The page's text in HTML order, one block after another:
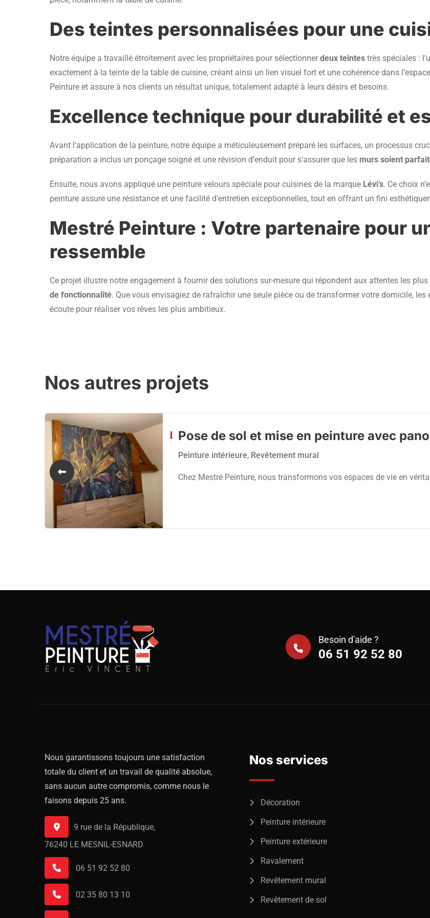
Des teintes personnalisées pour une
Notre équipe a travaillé étroitement avec les propriétaires pour sélectionnerdeux teintes très spéciales :
exactement à la teinte de la table de cuisine, créant ainsi un lien visuel fort et une cohérence dans
Peinture et assure à nos clients un résultat unique, totalement adapté à leurs désirs et besoins.
Excellence technique pour durabilité et
Avant l’application de la peinture, notre équipe a méticuleusement préparé les surfaces, un processus
préparation a inclus un ponçage soigné et une révision d’enduit pour s’assurer que les murs soient
Ensuite, nous avons appliqué une peinture velours spéciale pour cuisines de la marque Lévi’s. Ce choix
peinture assure une résistance et une facilité d’entretien exceptionnelles, tout en offrant un fini
Mestré Peinture : Votre partenaire pour
ressemble
Ce projet illustre notre engagement à fournir des solutions sur-mesure qui répondent aux attentes les
de fonctionnalité. Que vous envisagiez de rafraîchir une seule pièce ou de transformer votre domicile, les
écoute pour réaliser vos rêves les plus ambitieux.
Nos autres projets
Pose de sol et mise en peinture avec
Peinture intérieure, Revêtement mural
Chez Mestré Peinture, nous transformons vos espaces de vie en
Besoin d'aide ?
06 51 92 52 80
Nous garantissons toujours une satisfaction
totale du client et un travail de qualité absolue,
sans aucun autre compromis, comme nous le
faisons depuis 25 ans.
9 rue de la République,
76240 LE MESNIL-ESNARD
06 51 92 52 80
02 35 80 13 10
Nos services
Décoration
Peinture intérieure
Peinture extérieure
Ravalement
Revêtement mural
Revêtement de sol